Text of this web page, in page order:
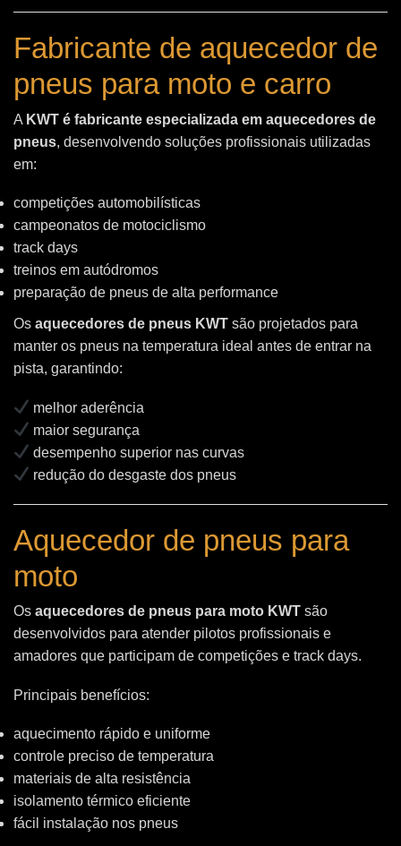
Fabricante de aquecedor de
pneus para moto e carro
A KWT é fabricante especializada em aquecedores de
pneus, desenvolvendo soluções profissionais utilizadas
em:
competições automobilísticas
campeonatos de motociclismo
track days
treinos em autódromos
preparação de pneus de alta performance
Os aquecedores de pneus KWT são projetados para
manter os pneus na temperatura ideal antes de entrar na
pista, garantindo:
melhor aderência
maior segurança
desempenho superior nas curvas
redução do desgaste dos pneus
Aquecedor de pneus para
moto
Os aquecedores de pneus para moto KWT são
desenvolvidos para atender pilotos profissionais e
amadores que participam de competições e track days.
Principais benefícios:
aquecimento rápido e uniforme
controle preciso de temperatura
materiais de alta resistência
isolamento térmico eficiente
fácil instalação nos pneus